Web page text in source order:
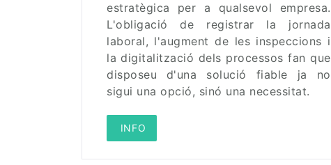
estratègica per a qualsevol empresa.
L'obligació de registrar la jornada
laboral, l'augment de les inspeccions i
la digitalització dels processos fan que
disposeu d'una solució fiable ja no
sigui una opció, sinó una necessitat.
INFO